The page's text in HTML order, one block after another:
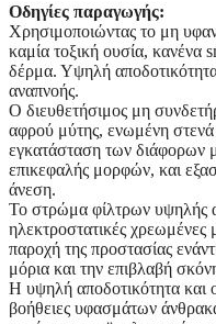
Οδηγίες παραγωγής:
Χρησιμοποιώντας το μη
καμία τοξική ουσία, κανένα
δέρμα. Υψηλή
αναπνοής.
Ο διευθετήσιμος μη
αφρού μύτης, ενωμένη στενά
εγκατάσταση των διάφορων
επικεφαλής μορφών, και
άνεση.
Το στρώμα φίλτρων υψηλής
ηλεκτροστατικές χρεωμένες
παροχή της προστασίας
μόρια και την επιβλαβή
Η υψηλή αποδοτικότητα και
βοήθειες υφασμάτων